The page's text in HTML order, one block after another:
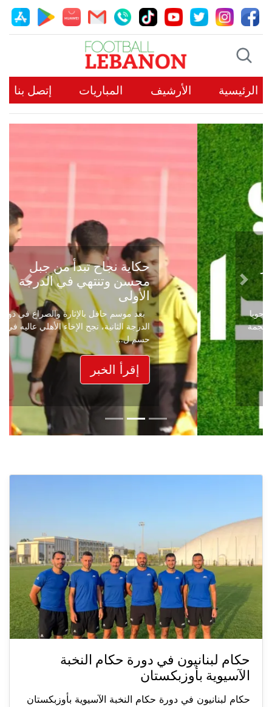
الرئيسية الأرشيف المباريات إتصل بنا
حكاية نجاح تبدأ من جبل
محسن وتنتهي في الدرجة
الأولى
بعد موسم حافل بالإثارة والصراع في دوري
الدرجة الثانية، نجح الإخاء الأهلي عاليه في
حسم ل...
إقرأ الخبر
Previous
Next
حكام لبنانيون في دورة حكام النخبة
الآسيوية بأوزبكستان
حكام لبنانيون في دورة حكام النخبة الآسيوية بأوزبكستان